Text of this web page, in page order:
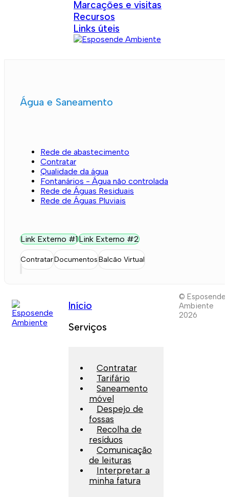
Marcações e visitas
Recursos
Links úteis
Água e Saneamento
Rede de abastecimento
Contratar
Qualidade da água
Fontanários - Água não controlada
Rede de Águas Residuais
Rede de Águas Pluviais
Link Externo #1Link Externo #2
ContratarDocumentosBalcão Virtual
Início
Serviços
Contratar
Tarifário
Saneamento
móvel
Despejo de
fossas
Recolha de
resíduos
Comunicação
de leituras
Interpretar a
minha fatura
© Esposende
Ambiente
2026